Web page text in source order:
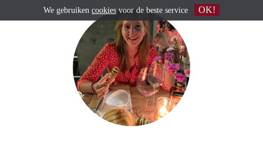
We gebruiken cookies voor de beste service OK!